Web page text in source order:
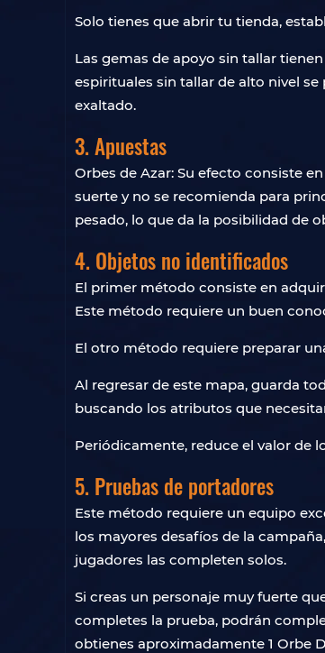
Solo tienes que abrir tu tienda,
Las gemas de apoyo sin tallar
espirituales sin tallar de alto nivel
exaltado.
3. Apuestas
Orbes de Azar: Su efecto consiste
suerte y no se recomienda para
pesado, lo que da la posibilidad de
4. Objetos no identificados
El primer método consiste en
Este método requiere un buen
El otro método requiere preparar
Al regresar de este mapa, guarda
buscando los atributos que
Periódicamente, reduce el valor de
5. Pruebas de portadores
Este método requiere un equipo
los mayores desafíos de la
jugadores las completen solos.
Si creas un personaje muy fuerte
completes la prueba, podrán
obtienes aproximadamente 1 Orbe